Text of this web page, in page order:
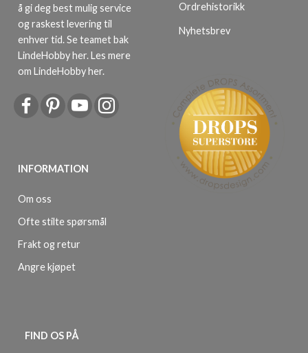
å gi deg best mulig service
og raskest levering til
enhver tid. Se teamet bak
LindeHobby her.Les mere
om LindeHobby her.
INFORMATION
Om oss
Ofte stilte spørsmål
Frakt og retur
Angre kjøpet
Ordrehistorikk
Nyhetsbrev
FIND OS PÅ